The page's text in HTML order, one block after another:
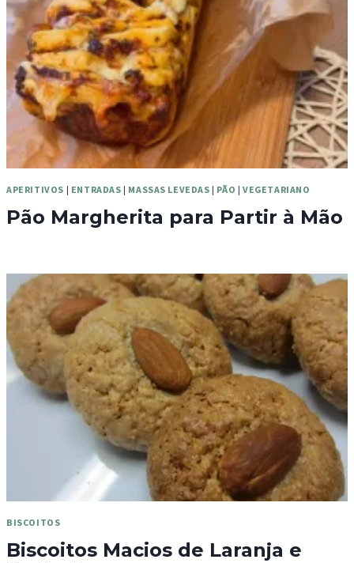
APERITIVOS | ENTRADAS | MASSAS LEVEDAS | PÃO |VEGETARIANO
Pão Margherita para Partir à Mão
BISCOITOS
Biscoitos Macios de Laranja e